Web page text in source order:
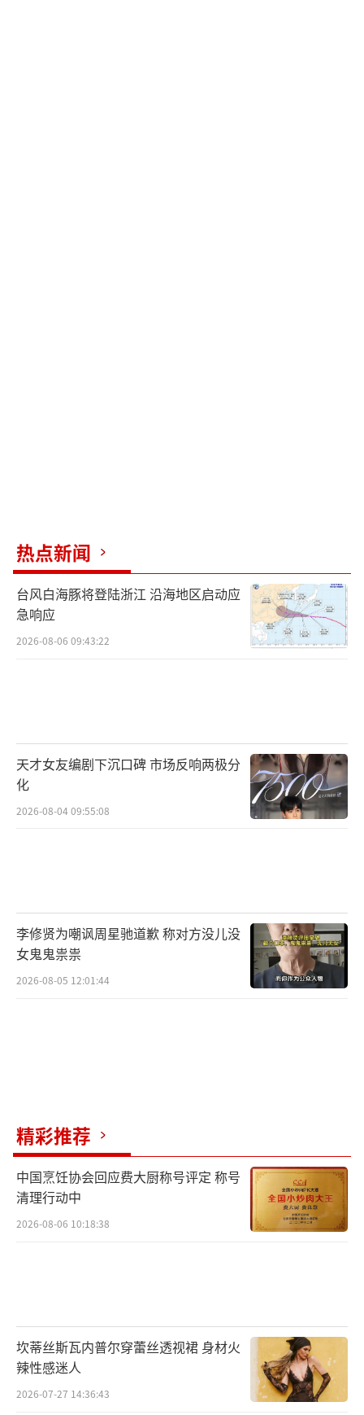
受电影主管部门相关奖励或扶持政策。
鼓励各电影有关单位和社会力量积极探索
虚拟现实电影技术研发、创作生产和发行放映
等领域。支持虚拟现实电影产业链企业持续提
虚拟现实电影的进口按照《电影管理条
例》相关规定执行。
（责任编辑：0935）
热点新闻
台风白海豚将登陆浙江 沿海地区启动应
急响应
2026-08-06 09:43:22
天才女友编剧下沉口碑 市场反响两极分
化
2026-08-04 09:55:08
李修贤为嘲讽周星驰道歉 称对方没儿没
女鬼鬼祟祟
2026-08-05 12:01:44
精彩推荐
中国烹饪协会回应费大厨称号评定 称号
清理行动中
2026-08-06 10:18:38
坎蒂丝斯瓦内普尔穿蕾丝透视裙 身材火
辣性感迷人
2026-07-27 14:36:43